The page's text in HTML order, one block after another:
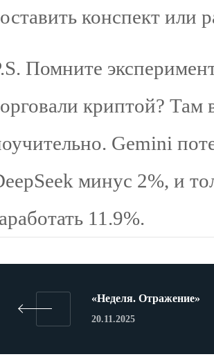
конспект или
Помните
криптой? Там
Gemini
минус 2%, и
11.9%.
«Неделя. Отражение»
20.11.2025